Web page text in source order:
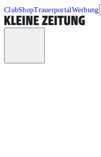
ClubShopTrauerportalWerbung